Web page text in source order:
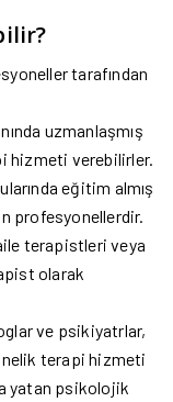
tarafından
uzmanlaşmış
hizmeti verebilirler.
eğitim almış
profesyonellerdir.
terapistleri veya
olarak
ve psikiyatrlar,
terapi hizmeti
yatan psikolojik